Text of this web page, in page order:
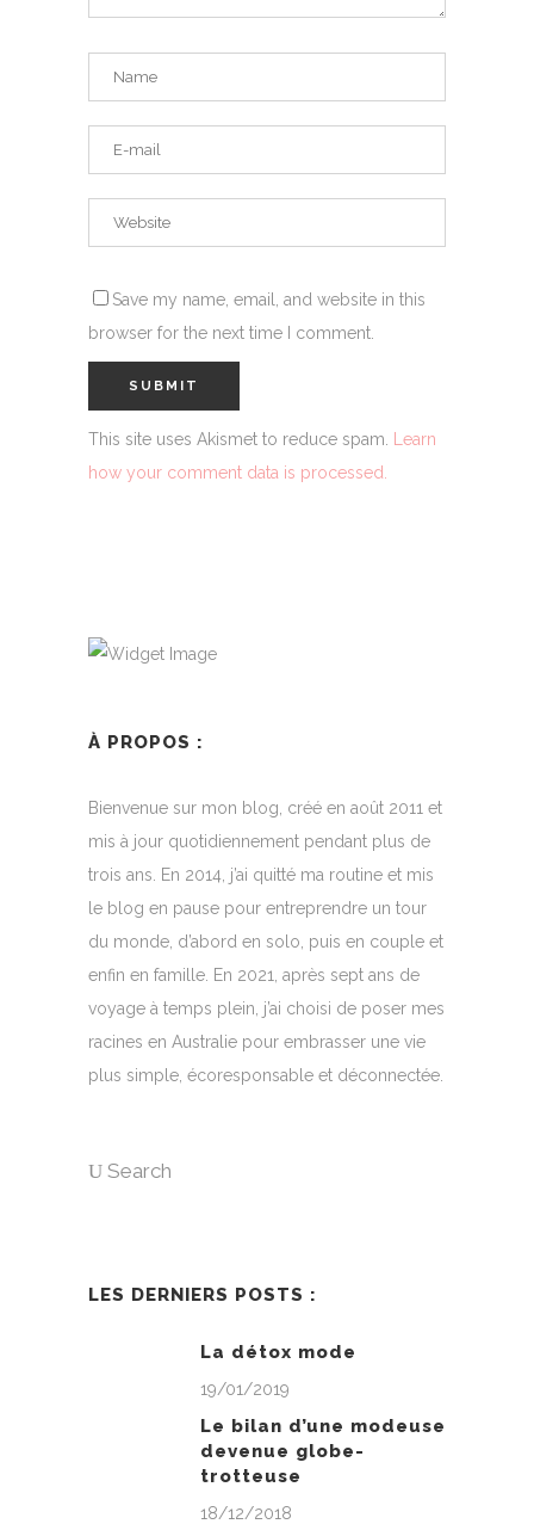
Save my name, email, and website in this
browser for the next time I comment.
This site uses Akismet to reduce spam. Learn
how your comment data is processed.
À PROPOS :
Bienvenue sur mon blog, créé en août 2011 et
mis à jour quotidiennement pendant plus de
trois ans. En 2014, j’ai quitté ma routine et mis
le blog en pause pour entreprendre un tour
du monde, d’abord en solo, puis en couple et
enfin en famille. En 2021, après sept ans de
voyage à temps plein, j’ai choisi de poser mes
racines en Australie pour embrasser une vie
plus simple, écoresponsable et déconnectée.
Search
LES DERNIERS POSTS :
La détox mode
19/01/2019
Le bilan d’une modeuse
devenue globe-
trotteuse
18/12/2018